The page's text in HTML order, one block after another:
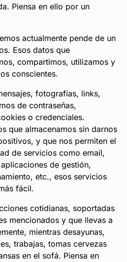
Piensa en ello por un
actualmente pende de un
Esos datos que
compartimos, utilizamos y
conscientes.
fotografías, links,
de contraseñas,
o credenciales.
que almacenamos sin darnos
y que nos permiten el
de servicios como email,
de gestión,
etc., esos servicios
fácil.
cotidianas, soportadas
mencionados y que llevas a
mientras desayunas,
trabajas, tomas cervezas
en el sofá. Piensa en